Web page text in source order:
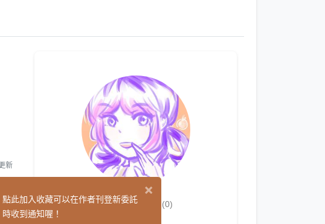
新
木登紫 (0)
×
點此加入收藏可以在作者刊登新委託
時收到通知喔！